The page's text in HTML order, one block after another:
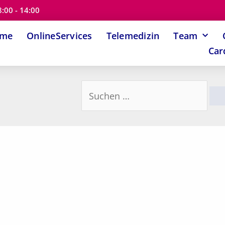
- 14:00
OnlineServices Telemedizin Team
nach: